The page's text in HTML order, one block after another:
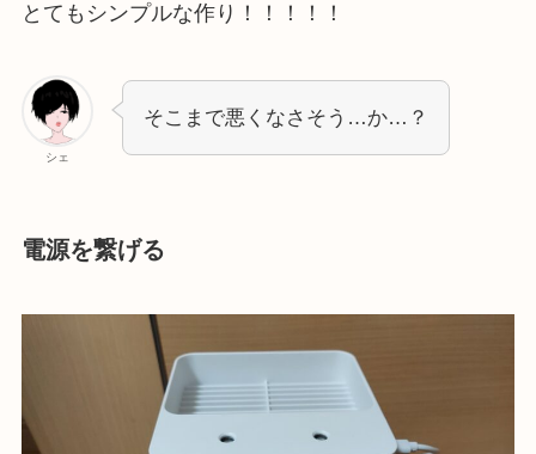
とてもシンプルな作り！！！！！
シェ
そこまで悪くなさそう…か…？
電源を繋げる